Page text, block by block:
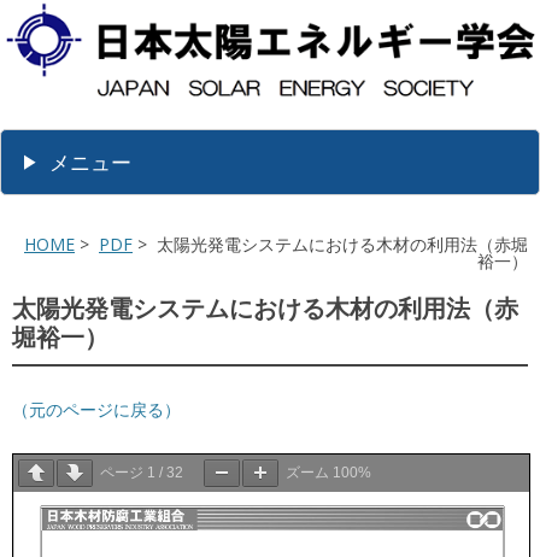
メニュー
HOME > PDF > 太陽光発電システムにおける木材の利用法（赤堀
裕一）
太陽光発電システムにおける木材の利用法（赤
堀裕一）
（元のページに戻る）
ページ 1 / 32 ズーム 100%